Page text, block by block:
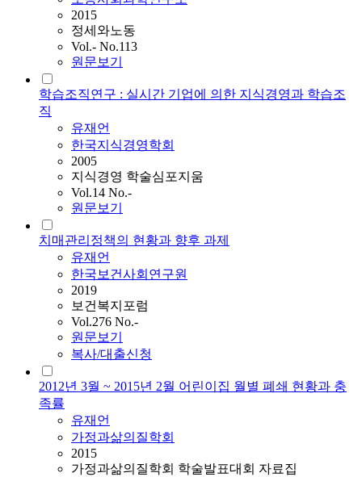
2015
정세와노동
Vol.- No.113
원문보기
학습조직연구 : 실시간 기업에 의한 지식경영과 학습조
직
유재언
한국지식경영학회
2005
지식경영 학술심포지움
Vol.14 No.-
원문보기
치매관리정책의 현황과 향후 과제
유재언
한국보건사회연구원
2019
보건복지포럼
Vol.276 No.-
원문보기
복사/대출신청
2012년 3월 ~ 2015년 2월 어린이집 월별 폐쇄 현황과 충
족률
유재언
가정과삶의질학회
2015
가정과삶의질학회 학술발표대회 자료집